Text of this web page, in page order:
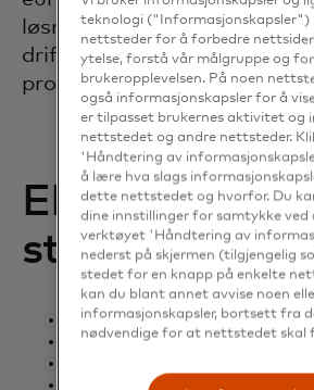
løsning sikrer høy kvalitet
driftsstabilitet i
prosesser.
ERP-
støtte for
24Sevenoffice
Send Regning
teknologi ("Informasjonskapsler")
nettsteder for å forbedre
ytelse, forstå vår målgruppe og
brukeropplevelsen. På noen
også informasjonskapsler for å
er tilpasset brukernes aktivitet og
nettstedet og andre nettsteder.
'Håndtering av
å lære hva slags
dette nettstedet og hvorfor. Du
dine innstillinger for samtykke ved
verktøyet 'Håndtering av
nederst på skjermen (tilgjengelig
stedet for en knapp på enkelte
kan du blant annet avvise noen
informasjonskapsler, bortsett fra
nødvendige for at nettstedet skal